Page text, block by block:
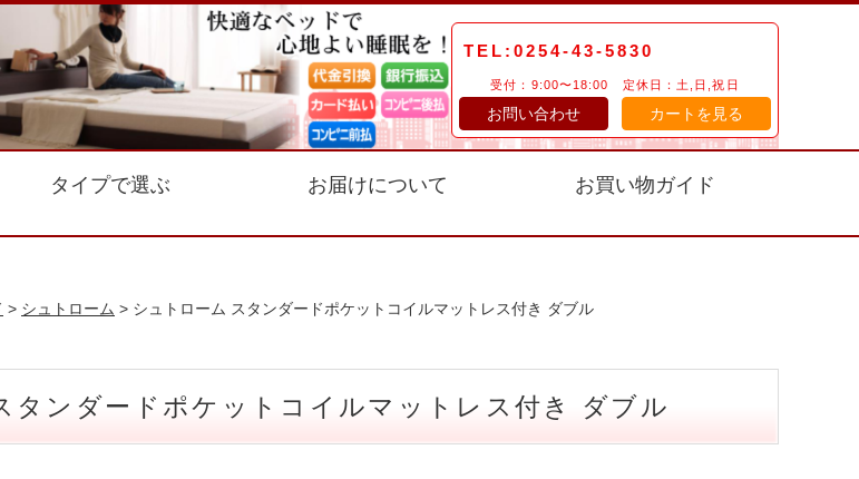
TEL:0254-43-5830
受付：9:00〜18:00 定休日：土,日,祝日
お問い合わせ カートを見る
タイプで選ぶ お届けについて お買い物ガイド
> シュトローム > シュトローム スタンダードポケットコイルマットレス付き ダブル
ンダードポケットコイルマットレス付き ダブル